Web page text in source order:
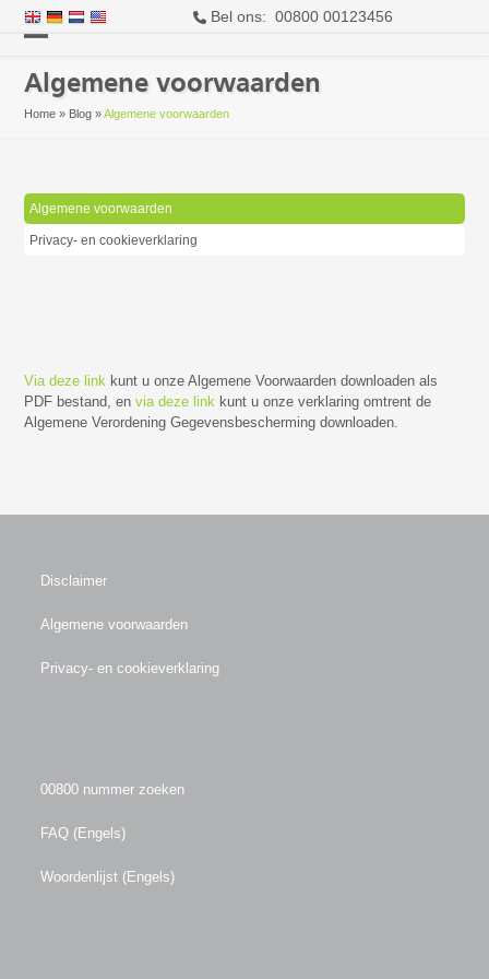
Bel ons: 00800 00123456
mobile
mobile
Algemene voorwaarden
Home » Blog »Algemene voorwaarden
Algemene voorwaarden
Privacy- en cookieverklaring
Via deze link kunt u onze Algemene Voorwaarden downloaden als
PDF bestand, envia deze link kunt u onze verklaring omtrent de
Algemene Verordening Gegevensbescherming downloaden.
Disclaimer
Algemene voorwaarden
Privacy- en cookieverklaring
00800 nummer zoeken
FAQ (Engels)
Woordenlijst (Engels)